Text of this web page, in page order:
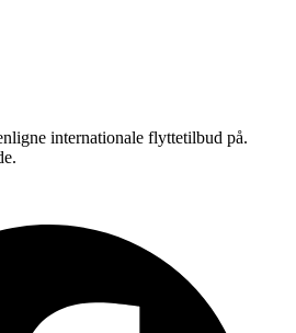
internationale flyttetilbud på.